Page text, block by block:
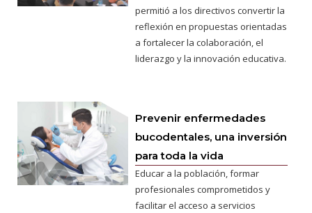
permitió a los directivos convertir la
reflexión en propuestas orientadas
a fortalecer la colaboración, el
liderazgo y la innovación educativa.
Prevenir enfermedades
bucodentales, una inversión
para toda la vida
Educar a la población, formar
profesionales comprometidos y
facilitar el acceso a servicios